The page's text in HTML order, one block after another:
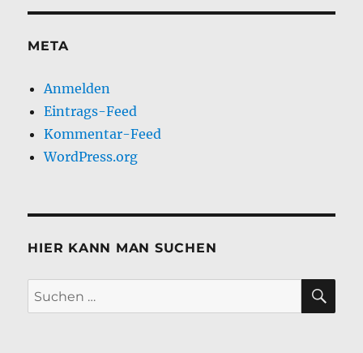
META
Anmelden
Eintrags-Feed
Kommentar-Feed
WordPress.org
HIER KANN MAN SUCHEN
Suchen
nach: